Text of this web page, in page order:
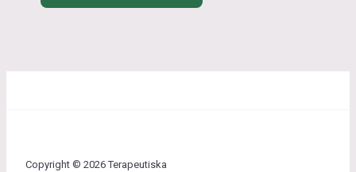
Copyright © 2026 Terapeutiska